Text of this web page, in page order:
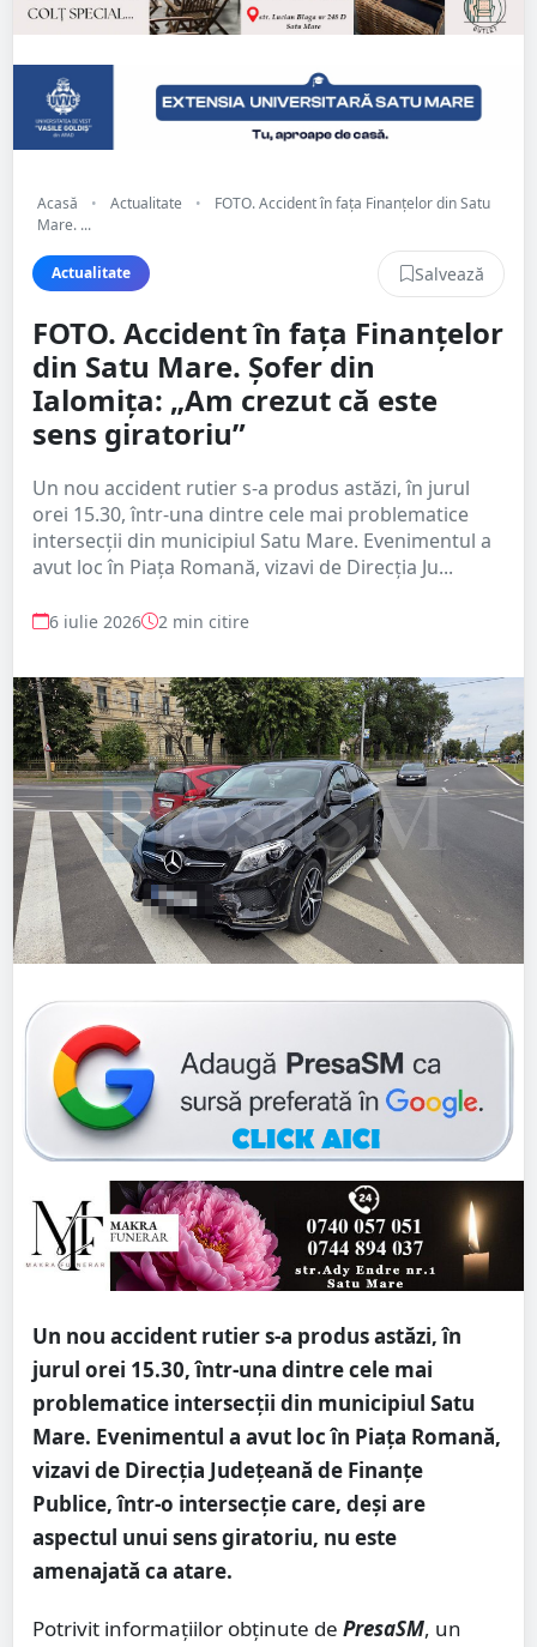
Acasă • Actualitate •
FOTO. Accident în fața Finanțelor din Satu
Mare. ...
Actualitate Salvează
FOTO. Accident în fața Finanțelor
din Satu Mare. Șofer din
Ialomița: „Am crezut că este
sens giratoriu”
Un nou accident rutier s-a produs astăzi, în jurul
orei 15.30, într-una dintre cele mai problematice
intersecții din municipiul Satu Mare. Evenimentul a
avut loc în Piața Romană, vizavi de Direcția Ju...
6 iulie 2026 2 min citire
Un nou accident rutier s-a produs astăzi, în
jurul orei 15.30, într-una dintre cele mai
problematice intersecții din municipiul Satu
Mare. Evenimentul a avut loc în Piața Romană,
vizavi de Direcția Județeană de Finanțe
Publice, într-o intersecție care, deși are
aspectul unui sens giratoriu, nu este
amenajată ca atare.
Potrivit informațiilor obținute de PresaSM, un